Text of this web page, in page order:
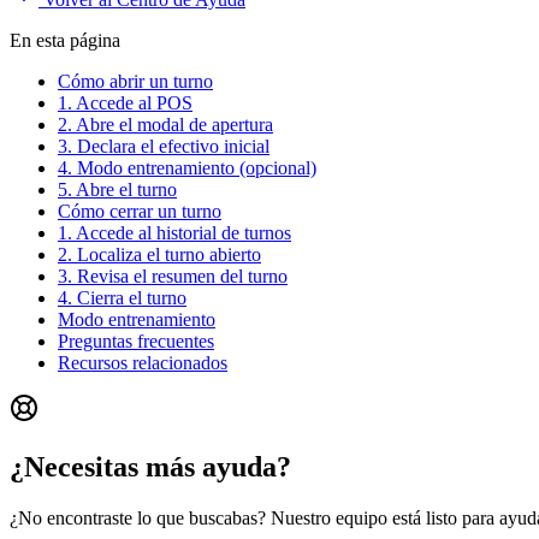
En esta página
Cómo abrir un turno
1. Accede al POS
2. Abre el modal de apertura
3. Declara el efectivo inicial
4. Modo entrenamiento (opcional)
5. Abre el turno
Cómo cerrar un turno
1. Accede al historial de turnos
2. Localiza el turno abierto
3. Revisa el resumen del turno
4. Cierra el turno
Modo entrenamiento
Preguntas frecuentes
Recursos relacionados
¿Necesitas más ayuda?
¿No encontraste lo que buscabas? Nuestro equipo está listo para